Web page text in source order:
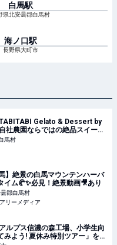
白馬駅
県北安曇郡白馬村
海ノ口駅
長野県大町市
TABITABI Gelato & Dessert by
社農園ならではの絶品スイーツ
馬村
】絶景の白馬マウンテンハーバ
イム🥐✨必見！絶景動画🎥あり
郡白馬村
リーメディア
ルプス信濃の森工場、小学生向
みよう! 夏休み特別ツアー」を開